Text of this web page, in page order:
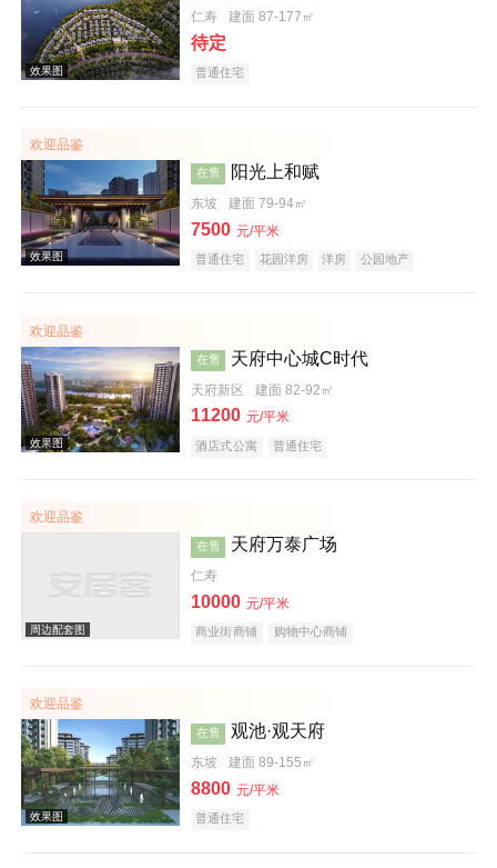
效果图
效果图
仁寿 建面 87-177㎡
待定
普通住宅
欢迎品鉴
效果图
在售 阳光上和赋
东坡 建面 79-94㎡
7500 元/平米
普通住宅 花园洋房 洋房
公园地产
欢迎品鉴
在售 天府中心城C时代
天府新区 建面 82-92㎡
11200 元/平米
酒店式公寓 普通住宅
欢迎品鉴
在售 天府万泰广场
仁寿
10000 元/平米
商业街商铺 购物中心商铺
欢迎品鉴
在售 观池·观天府
东坡 建面 89-155㎡
8800 元/平米
普通住宅